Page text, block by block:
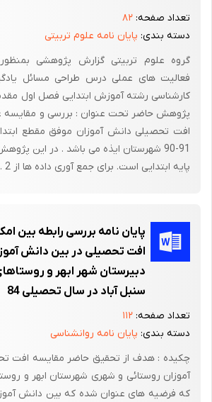
نگرش ها و رفتارهای جدید را می‌آموزد این
سلامت فردی، نقش تعیین کننده در سلامت
برای توسعه سلامت دانش آموزان و کارکنان
جامعه مدرسه جایگاه ویژه ای است. کودک
بسر می‌برد، در آنجا رشد می‌یابد و تکامل پیدا
ساختن کارکنان رده های مختلف بهداشتی
ضروری است. تا ضمن کسب توانایی لازم برای
های بهداشت مدارس، قادر باشند با انجام
معلمین و خانواده ها در باره موضوعات
مفاهیم و اصول کلی بهداشت مدارس آشنا شده و
به گروه هدف باشد.
اهمیت مسئله
این تحقیق صرفاً در رابطه با مسائل آموزش و
پرورش و نظام آموزشی و افت تحصیلی می باشد
عواملی می توانند در نظام آموزش و پرورش
عوامل چه عواملی مضر و چه عوملی می
تعداد صفحه: ۸۲
دسته بندی: پایان نامه علوم تربیتی
گروه علوم تربیتی گزارش پژوهشی
فعالیت های عملی درس طراحی مسائل
کارشناسی رشته آموزش ابتدایی فصل اول
پژوهش حاضر تحت عنوان : بررسی و مقایسه
افت تحصیلی دانش آموزان موفق مقطع
پایه ابتدایی است. برای جمع آوری داده ها از 2 ...
پایان نامه بررسی رابطه بین
افت تحصیلی در بین دانش
دبیرستان شهر ابهر و
سنبل آباد در سال تحصیلی 84
تعداد صفحه: ۱۱۲
دسته بندی: پایان نامه روانشناسی
چکیده : هدف از تحقیق حاضر مقایسه افت
آموزان روستائی و شهری شهرستان ابهر و
که فرضیه های عنوان شده که بین دانش